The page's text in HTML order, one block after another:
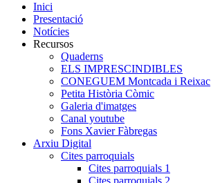
Inici
Presentació
Notícies
Recursos
Quaderns
ELS IMPRESCINDIBLES
CONEGUEM Montcada i Reixac
Petita Història Còmic
Galeria d'imatges
Canal youtube
Fons Xavier Fàbregas
Arxiu Digital
Cites parroquials
Cites parroquials 1
Cites parroquials 2